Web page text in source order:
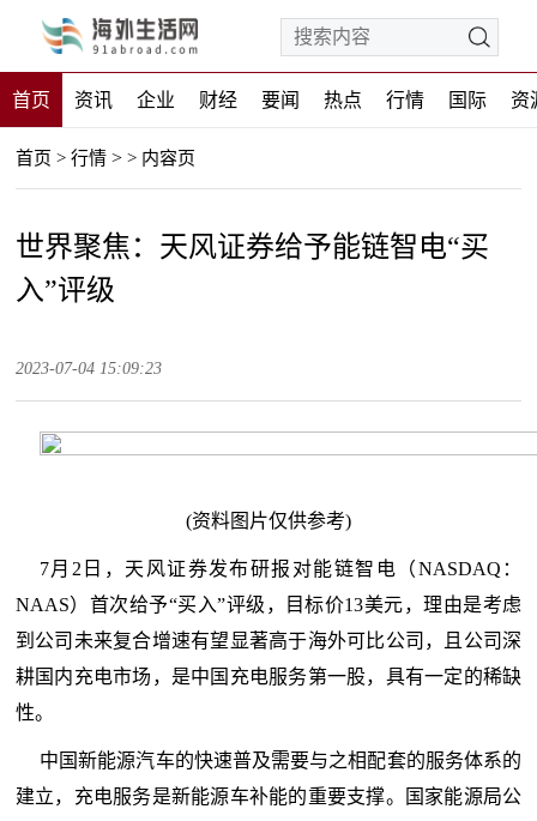
首页 资讯 企业 财经 要闻 热点 行情 国际 资
首页 > 行情 > > 内容页
世界聚焦：天风证券给予能链智电“买
入”评级
2023-07-04 15:09:23
(资料图片仅供参考)
7月2日，天风证券发布研报对能链智电（NASDAQ：
NAAS）首次给予“买入”评级，目标价13美元，理由是考虑
到公司未来复合增速有望显著高于海外可比公司，且公司深
耕国内充电市场，是中国充电服务第一股，具有一定的稀缺
性。
中国新能源汽车的快速普及需要与之相配套的服务体系的
建立，充电服务是新能源车补能的重要支撑。国家能源局公